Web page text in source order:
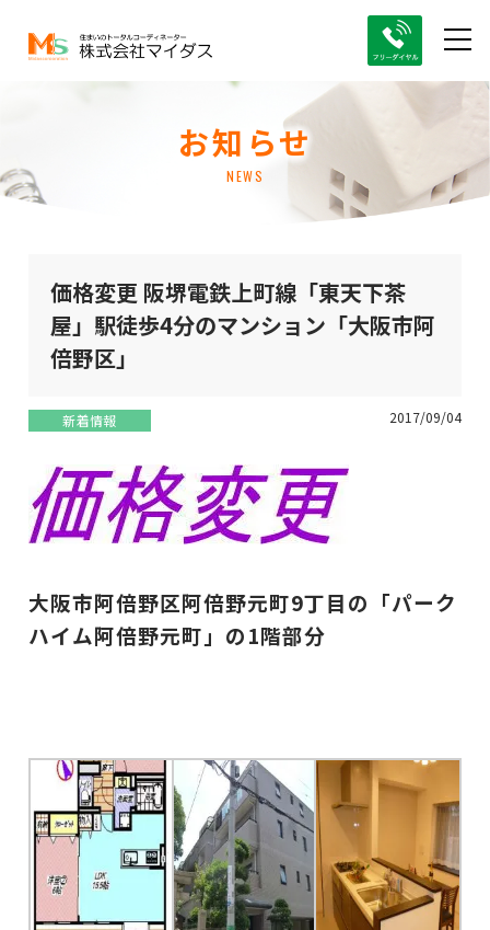
お知らせ
NEWS
価格変更 阪堺電鉄上町線「東天下茶
屋」駅徒歩4分のマンション「大阪市阿
倍野区」
新着情報 2017/09/04
大阪市阿倍野区阿倍野元町9丁目の「パーク
ハイム阿倍野元町」の1階部分